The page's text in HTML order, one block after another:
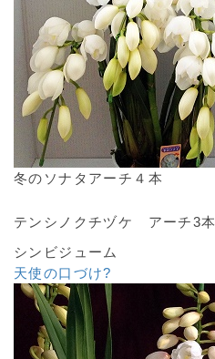
冬のソナタアーチ４本
テンシノクチヅケ アーチ3本
シンビジューム
天使の口づけ?